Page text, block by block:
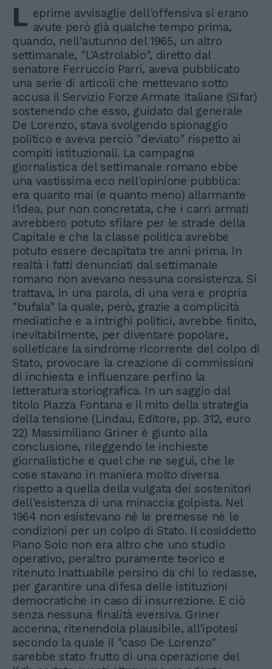
L eprime avvisaglie dell'offensiva si erano
avute però già qualche tempo prima,
quando, nell'autunno del 1965, un altro
settimanale, "L'Astrolabio", diretto dal
senatore Ferruccio Parri, aveva pubblicato
una serie di articoli che mettevano sotto
accusa il Servizio Forze Armate Italiane (Sifar)
sostenendo che esso, guidato dal generale
De Lorenzo, stava svolgendo spionaggio
politico e aveva perciò "deviato" rispetto ai
compiti istituzionali. La campagna
giornalistica del settimanale romano ebbe
una vastissima eco nell'opinione pubblica:
era quanto mai (e quanto meno) allarmante
l'idea, pur non concretata, che i carri armati
avrebbero potuto sfilare per le strade della
Capitale e che la classe politica avrebbe
potuto essere decapitata tre anni prima. In
realtà i fatti denunciati dal settimanale
romano non avevano nessuna consistenza. Si
trattava, in una parola, di una vera e propria
"bufala" la quale, però, grazie a complicità
mediatiche e a intrighi politici, avrebbe finito,
inevitabilmente, per diventare popolare,
solleticare la sindrome ricorrente del colpo di
Stato, provocare la creazione di commissioni
di inchiesta e influenzare perfino la
letteratura storiografica. In un saggio dal
titolo Piazza Fontana e il mito della strategia
della tensione (Lindau, Editore, pp. 312, euro
22) Massimiliano Griner è giunto alla
conclusione, rileggendo le inchieste
giornalistiche e quel che ne seguì, che le
cose stavano in maniera molto diversa
rispetto a quella della vulgata dei sostenitori
dell'esistenza di una minaccia golpista. Nel
1964 non esistevano né le premesse né le
condizioni per un colpo di Stato. Il cosiddetto
Piano Solo non era altro che uno studio
operativo, peraltro puramente teorico e
ritenuto inattuabile persino da chi lo redasse,
per garantire una difesa delle istituzioni
democratiche in caso di insurrezione. E ciò
senza nessuna finalità eversiva. Griner
accenna, ritenendola plausibile, all'ipotesi
secondo la quale il "caso De Lorenzo"
sarebbe stato frutto di una operazione del